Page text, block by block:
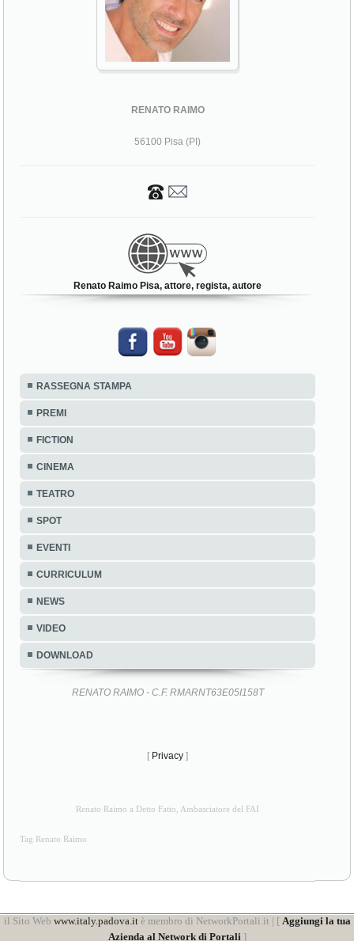
RENATO RAIMO
56100 Pisa (PI)
Renato Raimo Pisa, attore, regista, autore
RASSEGNA STAMPA
PREMI
FICTION
CINEMA
TEATRO
SPOT
EVENTI
CURRICULUM
NEWS
VIDEO
DOWNLOAD
RENATO RAIMO - C.F. RMARNT63E05I158T
[ Privacy ]
Renato Raimo a Detto Fatto, Ambasciatore del FAI
Tag Renato Raimo
il Sito Web www.italy.padova.itè membro di NetworkPortali.it | [ Aggiungi la tua
Azienda al Network di Portali ]